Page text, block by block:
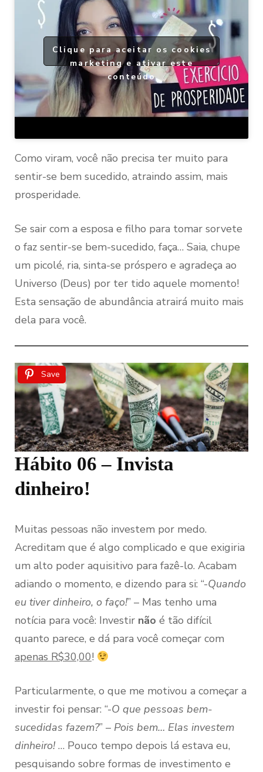
Clique para aceitar os cookies
marketing e ativar este
conteúdo
Como viram, você não precisa ter muito para
sentir-se bem sucedido, atraindo assim, mais
prosperidade.
Se sair com a esposa e filho para tomar sorvete
o faz sentir-se bem-sucedido, faça… Saia, chupe
um picolé, ria, sinta-se próspero e agradeça ao
Universo (Deus) por ter tido aquele momento!
Esta sensação de abundância atrairá muito mais
dela para você.
Save
Hábito 06 – Invista
dinheiro!
Muitas pessoas não investem por medo.
Acreditam que é algo complicado e que exigiria
um alto poder aquisitivo para fazê-lo. Acabam
adiando o momento, e dizendo para si: “-Quando
eu tiver dinheiro, o faço!” – Mas tenho uma
notícia para você: Investir não é tão difícil
quanto parece, e dá para você começar com
apenas R$30,00!
Particularmente, o que me motivou a começar a
investir foi pensar: “-O que pessoas bem-
sucedidas fazem?” – Pois bem… Elas investem
dinheiro!… Pouco tempo depois lá estava eu,
pesquisando sobre formas de investimento e